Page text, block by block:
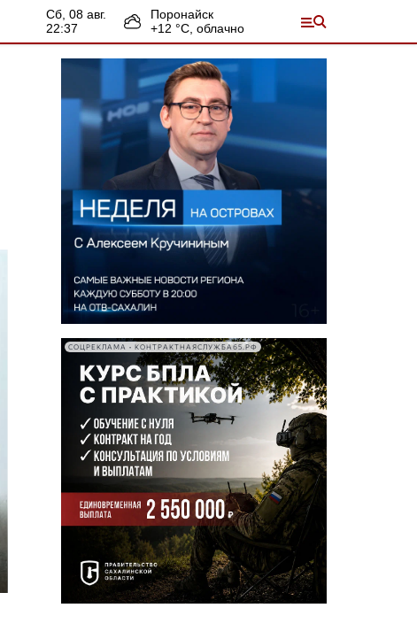
сб, 08 авг.
22:37
Поронайск
+12 °С, облачно
СОЦРЕКЛАМА • КОНТРАКТНАЯСЛУЖБА65.РФ